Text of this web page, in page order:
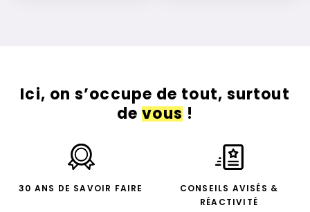
Ici, on s’occupe de tout, surtout
devous!
30 ANS DE SAVOIR FAIRE
CONSEILS AVISÉS &
RÉACTIVITÉ